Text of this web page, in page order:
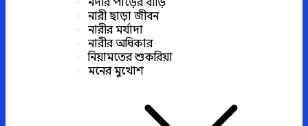
নদীর পাড়ের বাড়ি
নারী ছাড়া জীবন
নারীর মর্যাদা
নারীর অধিকার
নিয়ামতের শুকরিয়া
মনের মুখোশ